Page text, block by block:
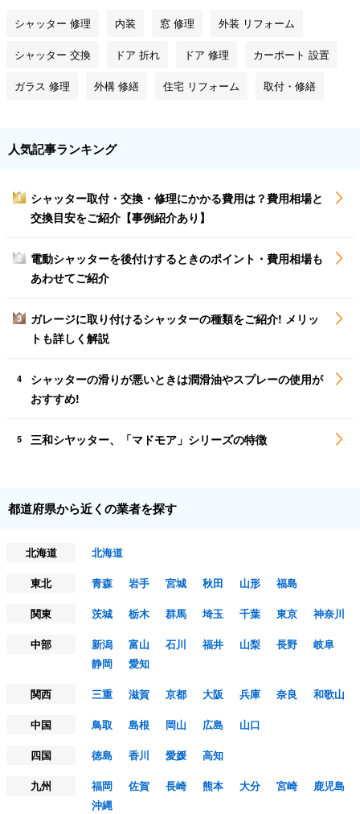
シャッター 修理 内装 窓 修理 外装 リフォーム
シャッター 交換 ドア 折れ ドア 修理 カーポート 設置
ガラス 修理 外構 修繕 住宅 リフォーム 取付・修繕
人気記事ランキング
1
シャッター取付・交換・修理にかかる費用は？費用相場と
交換目安をご紹介【事例紹介あり】
2
電動シャッターを後付けするときのポイント・費用相場も
あわせてご紹介
3
ガレージに取り付けるシャッターの種類をご紹介! メリッ
トも詳しく解説
4
シャッターの滑りが悪いときは潤滑油やスプレーの使用が
おすすめ!
5 三和シヤッター、「マドモア」シリーズの特徴
都道府県から近くの業者を探す
北海道
北海道
東北
青森 岩手 宮城 秋田 山形
福島
関東
茨城 栃木 群馬 埼玉 千葉 東京
神奈川
中部
新潟 富山 石川 福井 山梨 長野
岐阜
静岡
愛知
関西
三重 滋賀 京都 大阪 兵庫 奈良
和歌山
中国
鳥取 島根 岡山 広島
山口
四国
徳島 香川 愛媛
高知
九州
福岡 佐賀 長崎 熊本 大分 宮崎
鹿児島
沖縄